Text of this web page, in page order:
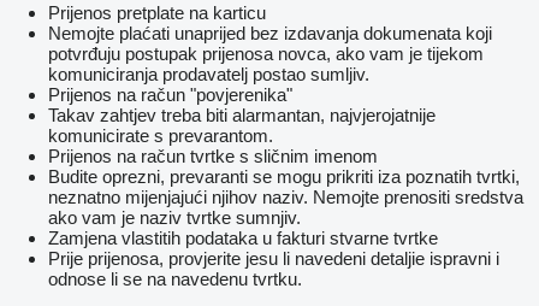
Prijenos pretplate na karticu
Nemojte plaćati unaprijed bez izdavanja dokumenata koji
potvrđuju postupak prijenosa novca, ako vam je tijekom
komuniciranja prodavatelj postao sumljiv.
Prijenos na račun "povjerenika"
Takav zahtjev treba biti alarmantan, najvjerojatnije
komunicirate s prevarantom.
Prijenos na račun tvrtke s sličnim imenom
Budite oprezni, prevaranti se mogu prikriti iza poznatih tvrtki,
neznatno mijenjajući njihov naziv. Nemojte prenositi sredstva
ako vam je naziv tvrtke sumnjiv.
Zamjena vlastitih podataka u fakturi stvarne tvrtke
Prije prijenosa, provjerite jesu li navedeni detaljie ispravni i
odnose li se na navedenu tvrtku.